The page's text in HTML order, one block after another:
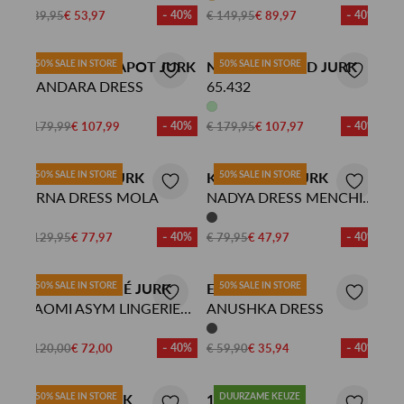
€ 89,95€ 53,97 - 40% € 149,95€ 89,97 - 40%
50% SALE IN STORE
FABIENNE CHAPOT JURK
MANDARA DRESS
€ 179,99€ 107,99 - 40%
50% SALE IN STORE
NO MANS LAND JURK
65.432
€ 179,95€ 107,97 - 40%
50% SALE IN STORE
KING LOUIE JURK
VIRNA DRESS MOLA
€ 129,95€ 77,97 - 40%
50% SALE IN STORE
KING LOUIE JURK
NADYA DRESS MENCHINI
STRIPE
€ 79,95€ 47,97 - 40%
50% SALE IN STORE
HAUTE L'AMITIÉ JURK
NAOMI ASYM LINGERIE
€ 120,00€ 72,00 - 40%
50% SALE IN STORE
EDITED JURK
ANUSHKA DRESS
€ 59,90€ 35,94 - 40%
50% SALE IN STORE
NEO NOIR JURK
DUURZAME KEUZE
10DAYS JURK